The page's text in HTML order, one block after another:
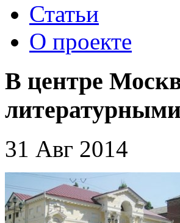
Статьи
О проекте
В центре
31 Авг 2014